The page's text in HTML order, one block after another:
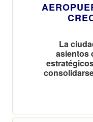
La
asientos